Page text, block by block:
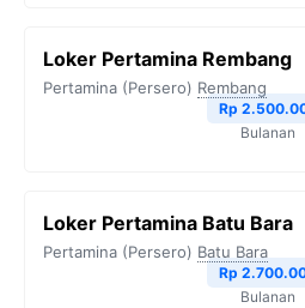
Loker Pertamina Rembang
Pertamina (Persero) Rembang
Rp
Bulanan
Loker Pertamina Batu Bara
Pertamina (Persero) Batu Bara
Rp
Bulanan